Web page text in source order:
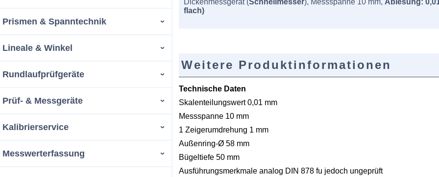
flach)
Weitere Produktinformationen
Technische Daten
Skalenteilungswert 0,01 mm
Messspanne 10 mm
1 Zeigerumdrehung 1 mm
Außenring-Ø 58 mm
Bügeltiefe 50 mm
Ausführungsmerkmale analog DIN 878 fu jedoch ungeprüft
Prismen & Spanntechnik
Lineale & Winkel
Rundlaufprüfgeräte
Prüf- & Messgeräte
Kalibrierservice
Messwerterfassung